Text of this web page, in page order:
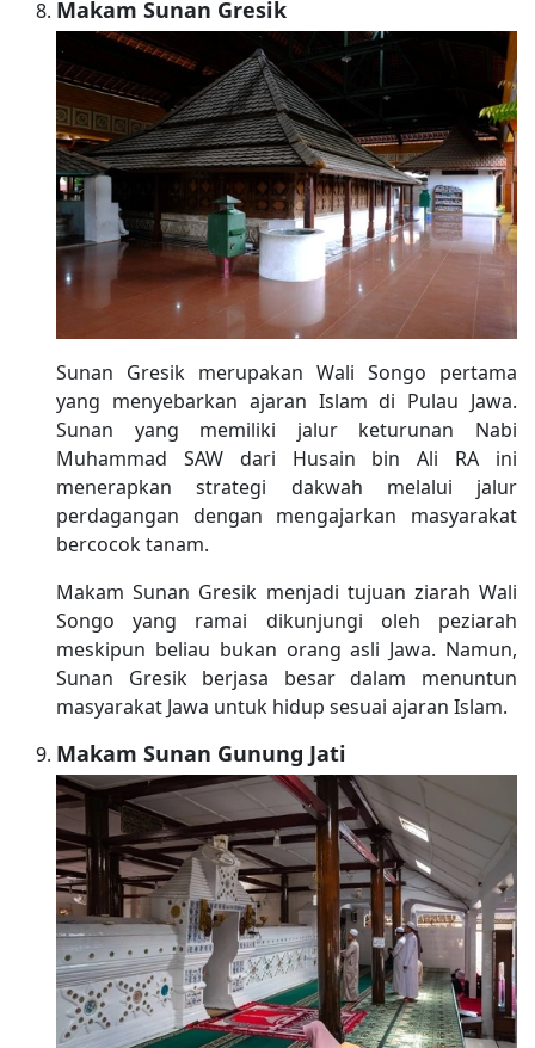
Makam Sunan Gresik
Sunan Gresik merupakan Wali Songo pertama
yang menyebarkan ajaran Islam di Pulau Jawa.
Sunan yang memiliki jalur keturunan Nabi
Muhammad SAW dari Husain bin Ali RA ini
menerapkan strategi dakwah melalui jalur
perdagangan dengan mengajarkan masyarakat
bercocok tanam.
Makam Sunan Gresik menjadi tujuan ziarah Wali
Songo yang ramai dikunjungi oleh peziarah
meskipun beliau bukan orang asli Jawa. Namun,
Sunan Gresik berjasa besar dalam menuntun
masyarakat Jawa untuk hidup sesuai ajaran Islam.
Makam Sunan Gunung Jati